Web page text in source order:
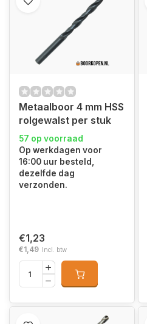
Metaalboor 4 mm HSS
rolgewalst per stuk
57 op voorraad
Op werkdagen voor
16:00 uur besteld,
dezelfde dag
verzonden.
€1,23
€1,49 Incl. btw